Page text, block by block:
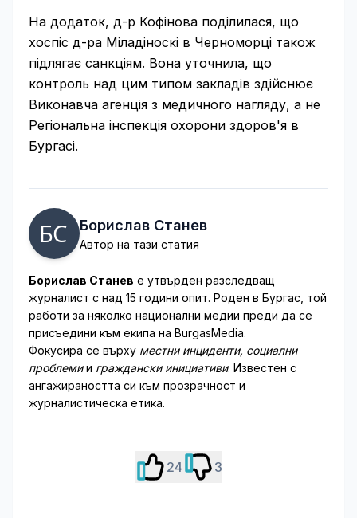
На додаток, д-р Кофінова поділилася, що
хоспіс д-ра Міладіноскі в Черноморці також
підлягає санкціям. Вона уточнила, що
контроль над цим типом закладів здійснює
Виконавча агенція з медичного нагляду, а не
Регіональна інспекція охорони здоров'я в
Бургасі.
Борислав Станев
Автор на тази статия
Борислав Станев е утвърден разследващ
журналист с над 15 години опит. Роден в Бургас, той
работи за няколко национални медии преди да се
присъедини към екипа на BurgasMedia.
Фокусира се върху местни инциденти, социални
проблемии граждански инициативи. Известен с
ангажираността си към прозрачност и
журналистическа етика.
24 3